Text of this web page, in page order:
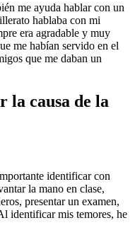
me ayuda hablar con un
hablaba con mi
era agradable y muy
me habían servido en el
que me daban un
la causa de la
identificar con
la mano en clase,
presentar un examen,
identificar mis temores, he